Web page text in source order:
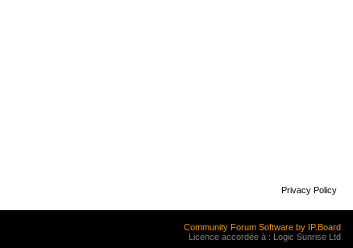
Privacy Policy
Community Forum Software by IP.Board
Licence accordée à : Logic Sunrise Ltd